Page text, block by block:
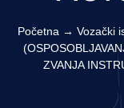
Početna → Vozački
ZVANJA